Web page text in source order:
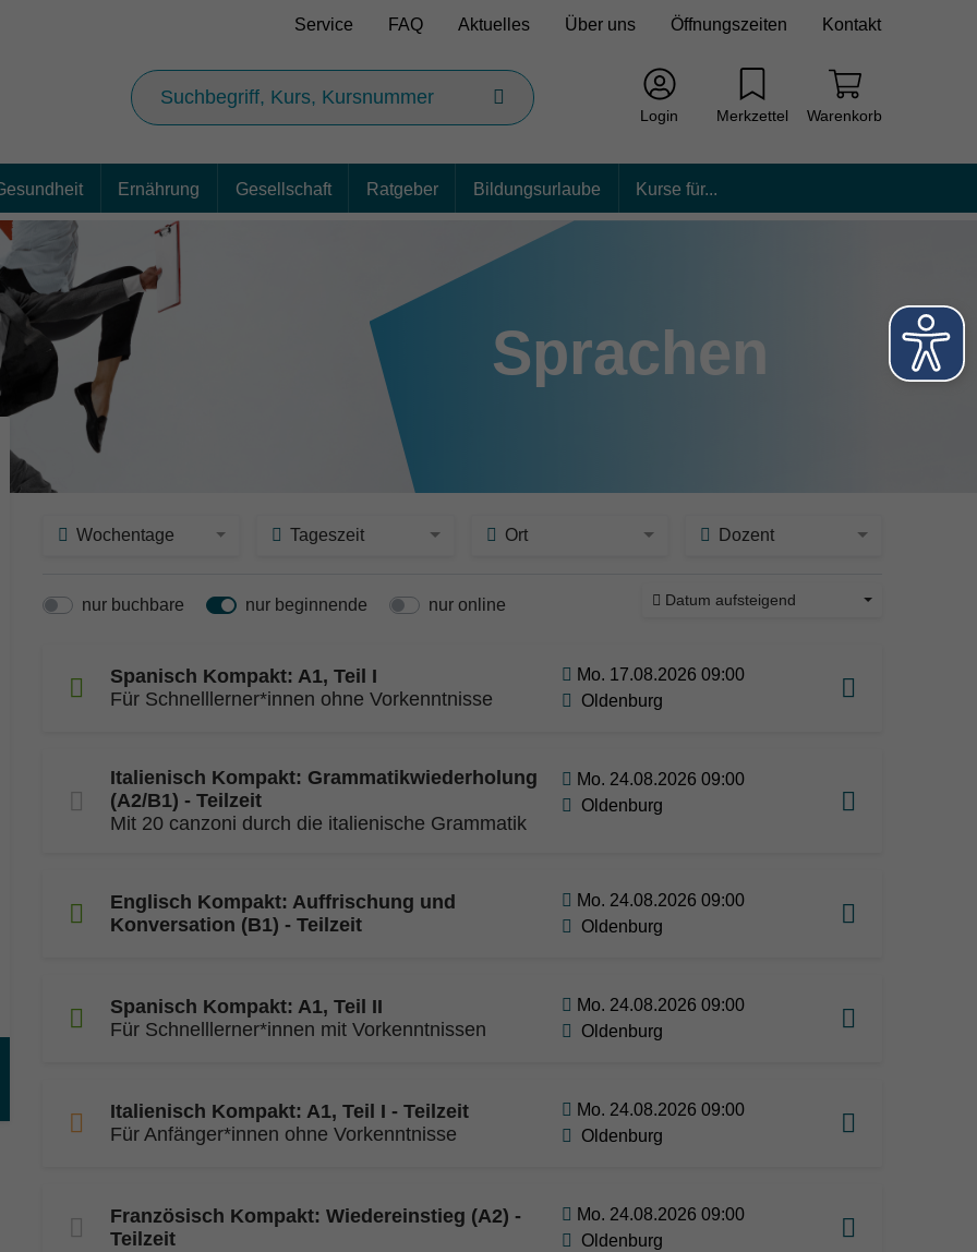
Service FAQ Aktuelles Über uns Öffnungszeiten Kontakt
Login Merkzettel Warenkorb
Ernährung Gesellschaft Ratgeber Bildungsurlaube Kurse für...
Sprachen
Wochentage Tageszeit Ort Dozent
nur buchbare nur beginnende nur online Datum aufsteigend
Spanisch Kompakt: A1, Teil I
Für Schnelllerner*innen ohne Vorkenntnisse
Mo. 17.08.2026 09:00
Oldenburg
Italienisch Kompakt: Grammatikwiederholung
(A2/B1) - Teilzeit
Mit 20 canzoni durch die italienische Grammatik
Mo. 24.08.2026 09:00
Oldenburg
Englisch Kompakt: Auffrischung und
Konversation (B1) - Teilzeit
Mo. 24.08.2026 09:00
Oldenburg
Spanisch Kompakt: A1, Teil II
Für Schnelllerner*innen mit Vorkenntnissen
Mo. 24.08.2026 09:00
Oldenburg
Italienisch Kompakt: A1, Teil I - Teilzeit
Für Anfänger*innen ohne Vorkenntnisse
Mo. 24.08.2026 09:00
Oldenburg
Französisch Kompakt: Wiedereinstieg (A2) -
Teilzeit
Mo. 24.08.2026 09:00
Oldenburg